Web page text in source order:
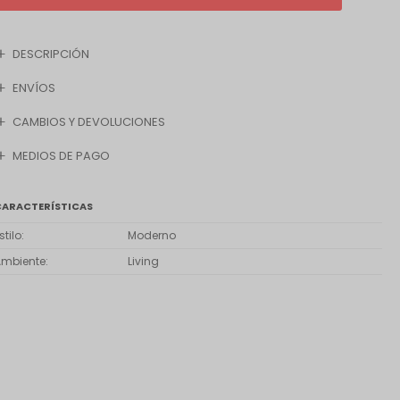
DESCRIPCIÓN
ENVÍOS
CAMBIOS Y DEVOLUCIONES
MEDIOS DE PAGO
Moderno
Living